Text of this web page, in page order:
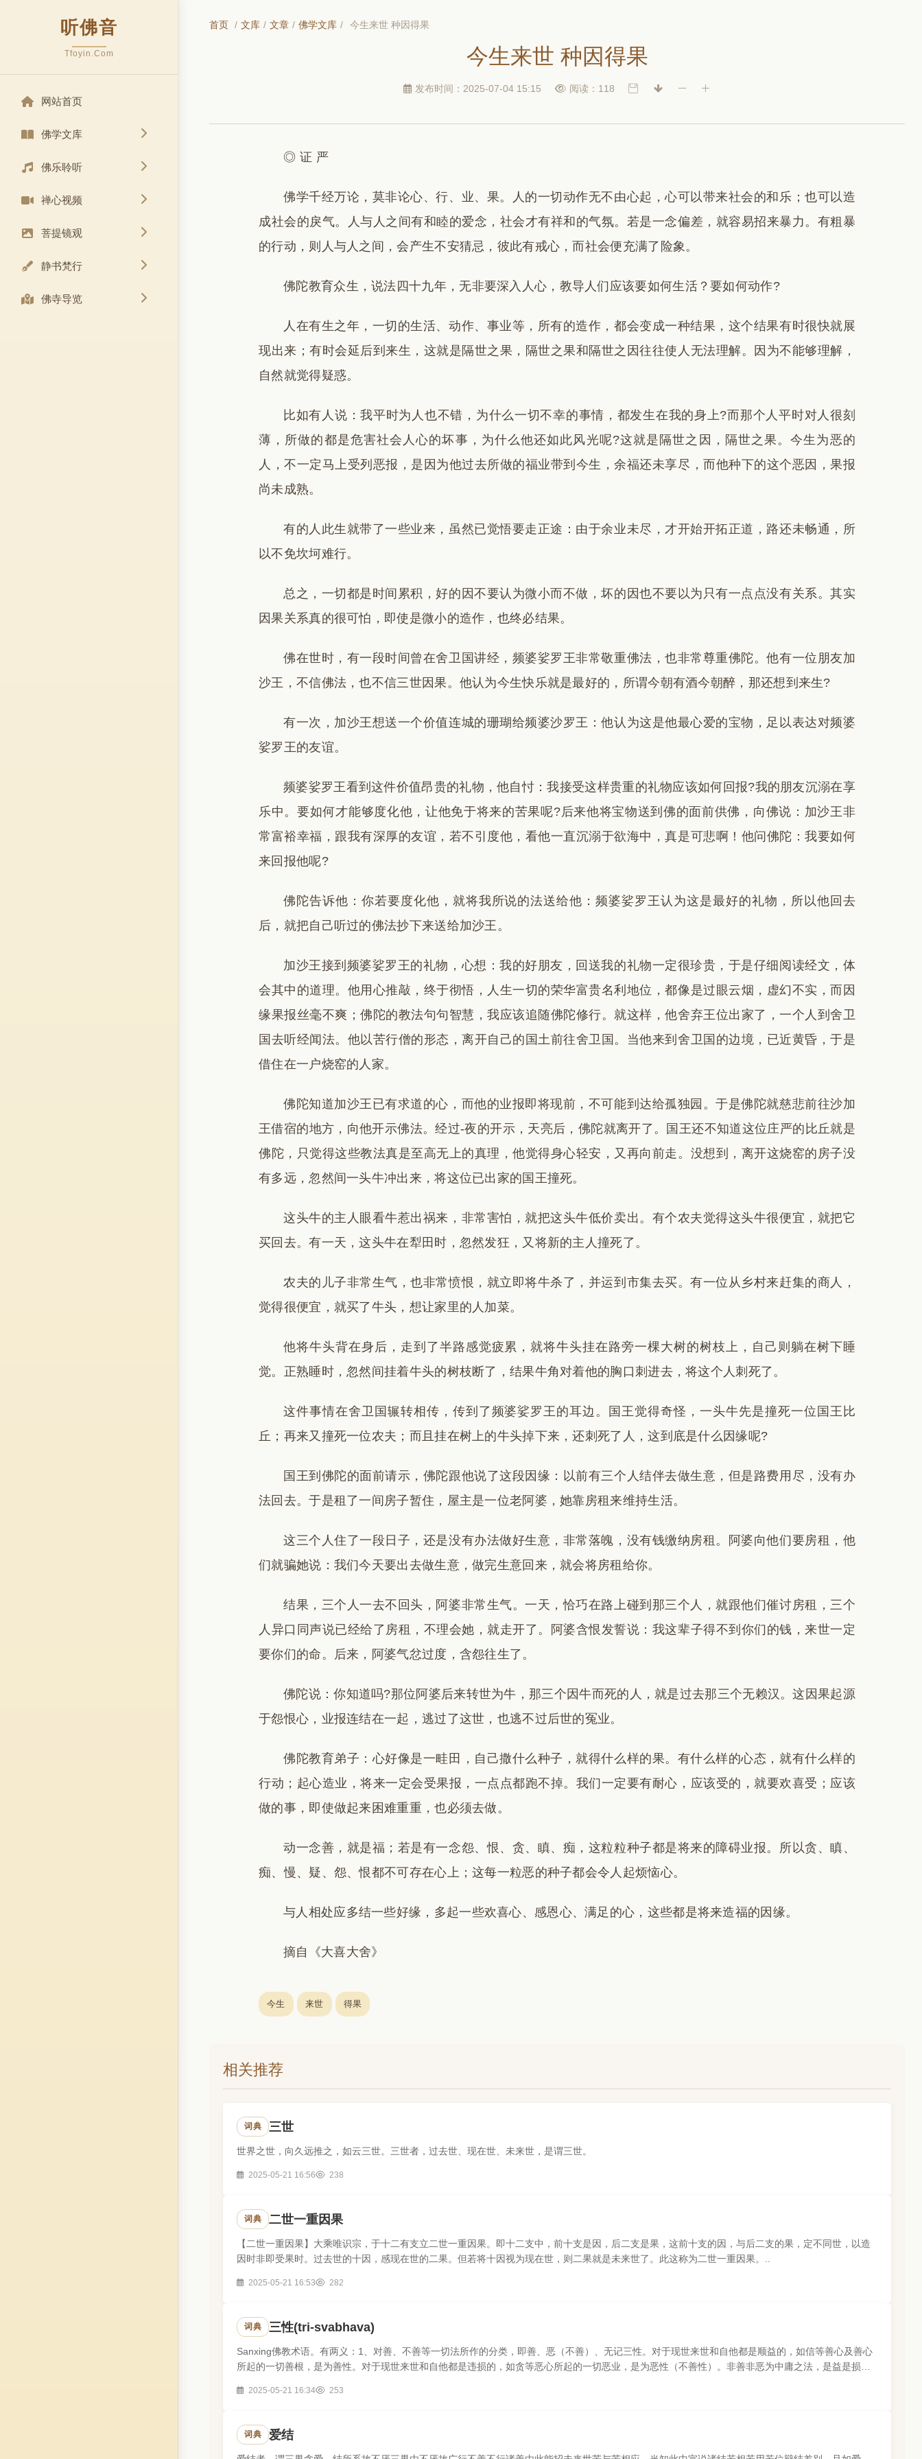
听佛音
Tfoyin.Com
网站首页
佛学文库
佛乐聆听
禅心视频
菩提镜观
静书梵行
佛寺导览
首页 / 文库 / 文章 / 佛学文库 / 今生来世 种因得果
今生来世 种因得果
发布时间：2025-07-04 15:15 阅读：118
◎ 证 严
佛学千经万论，莫非论心、行、业、果。人的一切动作无不由心起，心可以带来社会的和乐；也可以造
成社会的戾气。人与人之间有和睦的爱念，社会才有祥和的气氛。若是一念偏差，就容易招来暴力。有粗暴
的行动，则人与人之间，会产生不安猜忌，彼此有戒心，而社会便充满了险象。
佛陀教育众生，说法四十九年，无非要深入人心，教导人们应该要如何生活？要如何动作?
人在有生之年，一切的生活、动作、事业等，所有的造作，都会变成一种结果，这个结果有时很快就展
现出来；有时会延后到来生，这就是隔世之果，隔世之果和隔世之因往往使人无法理解。因为不能够理解，
自然就觉得疑惑。
比如有人说：我平时为人也不错，为什么一切不幸的事情，都发生在我的身上?而那个人平时对人很刻
薄，所做的都是危害社会人心的坏事，为什么他还如此风光呢?这就是隔世之因，隔世之果。今生为恶的
人，不一定马上受列恶报，是因为他过去所做的福业带到今生，余福还未享尽，而他种下的这个恶因，果报
尚未成熟。
有的人此生就带了一些业来，虽然已觉悟要走正途：由于余业未尽，才开始开拓正道，路还未畅通，所
以不免坎坷难行。
总之，一切都是时间累积，好的因不要认为微小而不做，坏的因也不要以为只有一点点没有关系。其实
因果关系真的很可怕，即使是微小的造作，也终必结果。
佛在世时，有一段时间曾在舍卫国讲经，频婆娑罗王非常敬重佛法，也非常尊重佛陀。他有一位朋友加
沙王，不信佛法，也不信三世因果。他认为今生快乐就是最好的，所谓今朝有酒今朝醉，那还想到来生?
有一次，加沙王想送一个价值连城的珊瑚给频婆沙罗王：他认为这是他最心爱的宝物，足以表达对频婆
娑罗王的友谊。
频婆娑罗王看到这件价值昂贵的礼物，他自忖：我接受这样贵重的礼物应该如何回报?我的朋友沉溺在享
乐中。要如何才能够度化他，让他免于将来的苦果呢?后来他将宝物送到佛的面前供佛，向佛说：加沙王非
常富裕幸福，跟我有深厚的友谊，若不引度他，看他一直沉溺于欲海中，真是可悲啊！他问佛陀：我要如何
来回报他呢?
佛陀告诉他：你若要度化他，就将我所说的法送给他：频婆娑罗王认为这是最好的礼物，所以他回去
后，就把自己听过的佛法抄下来送给加沙王。
加沙王接到频婆娑罗王的礼物，心想：我的好朋友，回送我的礼物一定很珍贵，于是仔细阅读经文，体
会其中的道理。他用心推敲，终于彻悟，人生一切的荣华富贵名利地位，都像是过眼云烟，虚幻不实，而因
缘果报丝毫不爽；佛陀的教法句句智慧，我应该追随佛陀修行。就这样，他舍弃王位出家了，一个人到舍卫
国去听经闻法。他以苦行僧的形态，离开自己的国土前往舍卫国。当他来到舍卫国的边境，已近黄昏，于是
借住在一户烧窑的人家。
佛陀知道加沙王已有求道的心，而他的业报即将现前，不可能到达给孤独园。于是佛陀就慈悲前往沙加
王借宿的地方，向他开示佛法。经过-夜的开示，天亮后，佛陀就离开了。国王还不知道这位庄严的比丘就是
佛陀，只觉得这些教法真是至高无上的真理，他觉得身心轻安，又再向前走。没想到，离开这烧窑的房子没
有多远，忽然间一头牛冲出来，将这位已出家的国王撞死。
这头牛的主人眼看牛惹出祸来，非常害怕，就把这头牛低价卖出。有个农夫觉得这头牛很便宜，就把它
买回去。有一天，这头牛在犁田时，忽然发狂，又将新的主人撞死了。
农夫的儿子非常生气，也非常愤恨，就立即将牛杀了，并运到市集去买。有一位从乡村来赶集的商人，
觉得很便宜，就买了牛头，想让家里的人加菜。
他将牛头背在身后，走到了半路感觉疲累，就将牛头挂在路旁一棵大树的树枝上，自己则躺在树下睡
觉。正熟睡时，忽然间挂着牛头的树枝断了，结果牛角对着他的胸口刺进去，将这个人刺死了。
这件事情在舍卫国辗转相传，传到了频婆娑罗王的耳边。国王觉得奇怪，一头牛先是撞死一位国王比
丘；再来又撞死一位农夫；而且挂在树上的牛头掉下来，还刺死了人，这到底是什么因缘呢?
国王到佛陀的面前请示，佛陀跟他说了这段因缘：以前有三个人结伴去做生意，但是路费用尽，没有办
法回去。于是租了一间房子暂住，屋主是一位老阿婆，她靠房租来维持生活。
这三个人住了一段日子，还是没有办法做好生意，非常落魄，没有钱缴纳房租。阿婆向他们要房租，他
们就骗她说：我们今天要出去做生意，做完生意回来，就会将房租给你。
结果，三个人一去不回头，阿婆非常生气。一天，恰巧在路上碰到那三个人，就跟他们催讨房租，三个
人异口同声说已经给了房租，不理会她，就走开了。阿婆含恨发誓说：我这辈子得不到你们的钱，来世一定
要你们的命。后来，阿婆气忿过度，含怨往生了。
佛陀说：你知道吗?那位阿婆后来转世为牛，那三个因牛而死的人，就是过去那三个无赖汉。这因果起源
于怨恨心，业报连结在一起，逃过了这世，也逃不过后世的冤业。
佛陀教育弟子：心好像是一畦田，自己撒什么种子，就得什么样的果。有什么样的心态，就有什么样的
行动；起心造业，将来一定会受果报，一点点都跑不掉。我们一定要有耐心，应该受的，就要欢喜受；应该
做的事，即使做起来困难重重，也必须去做。
动一念善，就是福；若是有一念怨、恨、贪、瞋、痴，这粒粒种子都是将来的障碍业报。所以贪、瞋、
痴、慢、疑、怨、恨都不可存在心上；这每一粒恶的种子都会令人起烦恼心。
与人相处应多结一些好缘，多起一些欢喜心、感恩心、满足的心，这些都是将来造福的因缘。
摘自《大喜大舍》
今生 来世 得果
相关推荐
词典 三世
世界之世，向久远推之，如云三世。三世者，过去世、现在世、未来世，是谓三世。
2025-05-21 16:56 238
词典 二世一重因果
【二世一重因果】大乘唯识宗，于十二有支立二世一重因果。即十二支中，前十支是因，后二支是果，这前十支的因，与后二支的果，定不同世，以造
因时非即受果时。过去世的十因，感现在世的二果。但若将十因视为现在世，则二果就是未来世了。此这称为二世一重因果。..
2025-05-21 16:53 282
词典 三性(tri-svabhava)
Sanxing佛教术语。有两义：1、对善、不善等一切法所作的分类，即善、恶（不善）、无记三性。对于现世来世和自他都是顺益的，如信等善心及善心
所起的一切善根，是为善性。对于现世来世和自他都是违损的，如贪等恶心所起的一切恶业，是为恶性（不善性）。非善非恶为中庸之法，是益是损，
2025-05-21 16:34 253
词典 爱结